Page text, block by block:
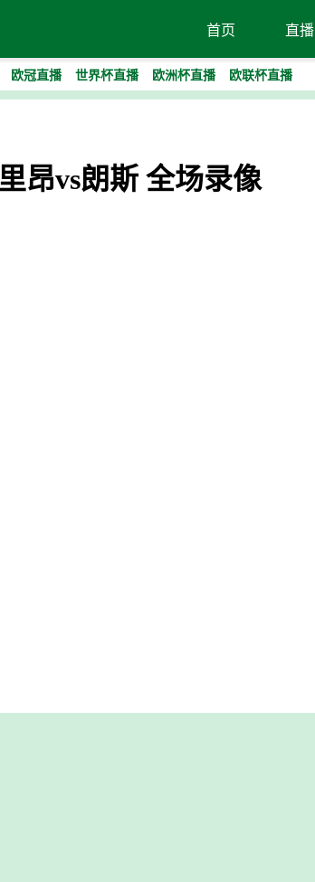
首页 直播
欧冠直播 世界杯直播 欧洲杯直播 欧联杯直播
昂vs朗斯 全场录像